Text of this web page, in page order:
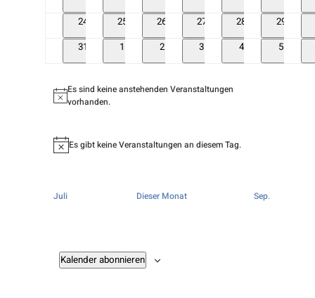
VeranstaltungenVeranstaltungenVeranstaltungenVeranstaltungenVeranstaltungen
0
Veranstaltungen
24
0
Veranstaltungen
25
0
Veranstaltungen
26
0
Veranstaltungen
27
0
Veranstaltungen
28
0
29
0
Veranstaltungen
31
0
Veranstaltungen
1
0
Veranstaltungen
2
0
Veranstaltungen
3
0
Veranstaltungen
4
0
5
Hinweis
Es sind keine anstehenden Veranstaltungen
vorhanden.
HinweisEs gibt keine Veranstaltungen an diesem Tag.
Juli Dieser Monat Sep.
Kalender abonnieren